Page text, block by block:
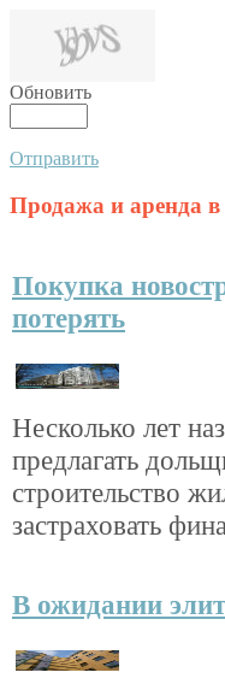
Обновить
Отправить
Продажа и аренда в
Покупка
потерять
Несколько лет
предлагать
строительство
застраховать
В ожидании